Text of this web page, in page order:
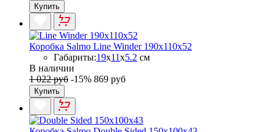
Купить
Коробка Salmo Line Winder 190х110х52
Габариты:19x11x5.2 см
В наличии
1 022 руб -15% 869 руб
Купить